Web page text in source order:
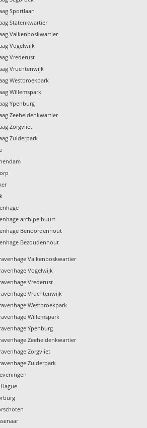
Sportlaan
Statenkwartier
Valkenboskwartier
Vogelwijk
Vrederust
Vruchtenwijk
Westbroekpark
Willemspark
Ypenburg
Zeeheldenkwartier
Zorgvliet
Zuiderpark
archipelbuurt
Benoordenhout
Bezoudenhout
Valkenboskwartier
Vogelwijk
Vrederust
Vruchtenwijk
Westbroekpark
Willemspark
Ypenburg
Zeeheldenkwartier
Zorgvliet
Zuiderpark